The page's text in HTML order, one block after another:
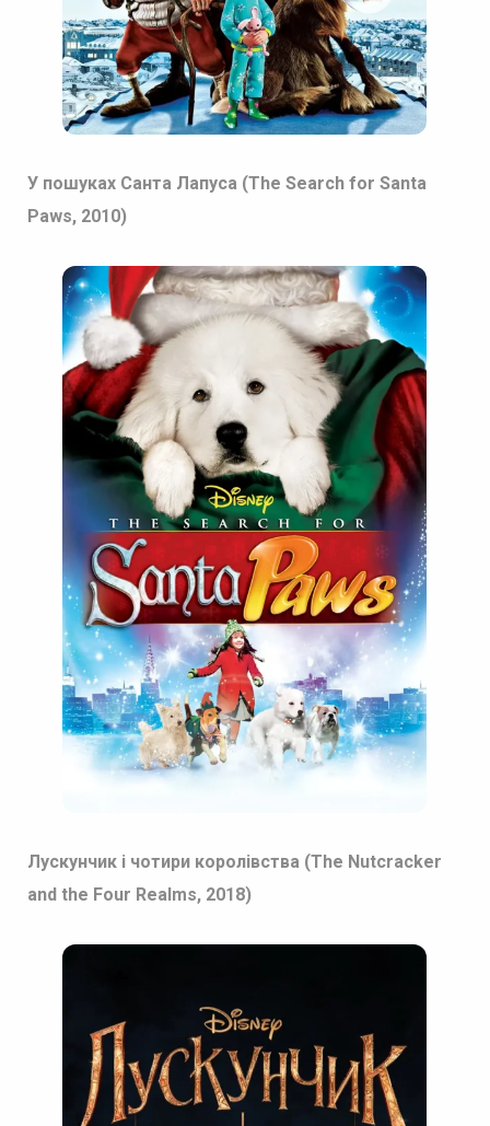
У пошуках Санта Лапуса (The Search for Santa
Paws, 2010)
Лускунчик і чотири королівства (The Nutcracker
and the Four Realms, 2018)